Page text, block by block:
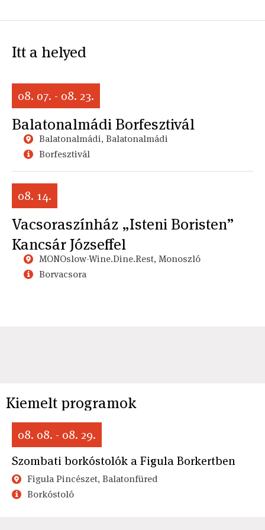
Itt a helyed
08. 07. - 08. 23.
Balatonalmádi Borfesztivál
Balatonalmádi, Balatonalmádi
Borfesztivál
08. 14.
Vacsoraszínház „Isteni Boristen”
Kancsár Józseffel
MONOslow-Wine.Dine.Rest, Monoszló
Borvacsora
Kiemelt programok
08. 08. - 08. 29.
Szombati borkóstolók a Figula Borkertben
Figula Pincészet, Balatonfüred
Borkóstoló